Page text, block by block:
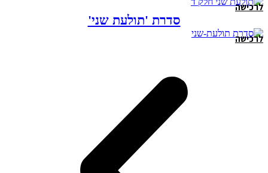
לרכישה
סדרת 'תולעת שני'
לרכישה